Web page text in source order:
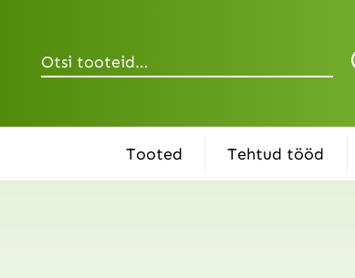
Tooted Tehtud tööd